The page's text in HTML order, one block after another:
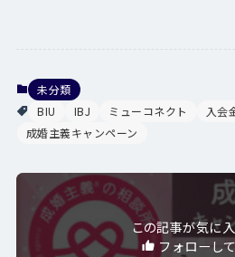
未分類
BIU
IBJ ミューコネクト 入会
成婚主義キャンペーン
この記事が気に
フォローし